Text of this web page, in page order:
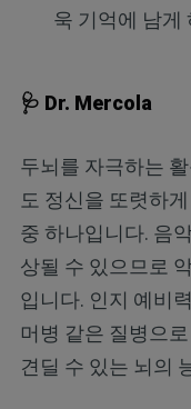
욱 기억에 남게
🩺 Dr. Mercola
두뇌를 자극하는
도 정신을 또렷하
중 하나입니다. 음
상될 수 있으므로
입니다. 인지 예비
머병 같은 질병으
견딜 수 있는 뇌의